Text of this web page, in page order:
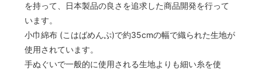
を持って、日本製品の良さを追求した商品開発を行って
います。
小巾綿布 (こはばめんぷ)で約35cmの幅で織られた生地が
使用されています。
手ぬぐいで一般的に使用される生地よりも細い糸を使